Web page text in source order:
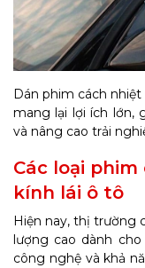
Dán phim cách
mang lại lợi ích lớn,
và nâng cao trải
Các loại
kính lái ô tô
Hiện nay, thị trường
lượng cao dành
công nghệ và khả